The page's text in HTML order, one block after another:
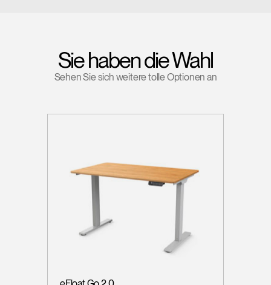
Sie haben die Wahl
Sehen Sie sich weitere tolle Optionen an